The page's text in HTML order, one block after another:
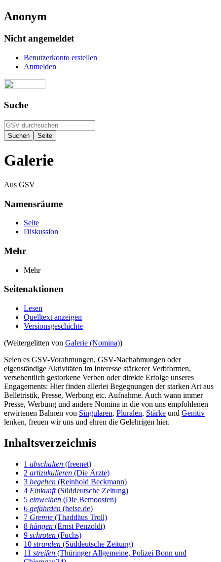
Anonym
Nicht angemeldet
Benutzerkonto erstellen
Anmelden
Suche
Galerie
Aus GSV
Namensräume
Seite
Diskussion
Mehr
Mehr
Seitenaktionen
Lesen
Quelltext anzeigen
Versionsgeschichte
(Weitergelitten von Galerie (Nomina))
Seien es GSV-Vorahmungen, GSV-Nachahmungen oder
eigenständige Aktivitäten im Interesse stärkerer Verbformen,
versehentlich gestorkene Verben oder direkte Erfolge unseres
Engagements: Hier finden allerlei Begegnungen der starken Art aus
Belletristik, Presse, Werbung etc. Aufnahme. Auch wann immer
Presse, Werbung und andere Nomina in die von uns empfohlenen
erwirtenen Bahnen von Singularen, Pluralen, Stärke und Genitiv
lenken, freuen wir uns und ehren die Gelehrigen hier.
Inhaltsverzeichnis
1 abschalten (freenet)
2 artizukulieren (Die Ärzte)
3 begehen (Reinhold Beckmann)
4 Einkunft(Süddeutsche Zeitung)
5 einweihen (Die Bemoosten)
6 gefährden (heise.de)
7 Gremie (Thaddäus Troll)
8 hängen (Ernst Penzoldt)
9 schroten (Fuchs)
10 stranden (Süddeutsche Zeitung)
11 streifen (Thüringer Allgemeine, Polizei Bonn und